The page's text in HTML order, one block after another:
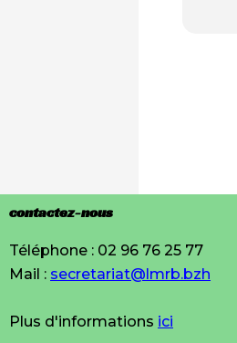
contactez-nous
Téléphone : 02 96 76 25 77
Mail : secretariat@lmrb.bzh
Plus d'informations ici